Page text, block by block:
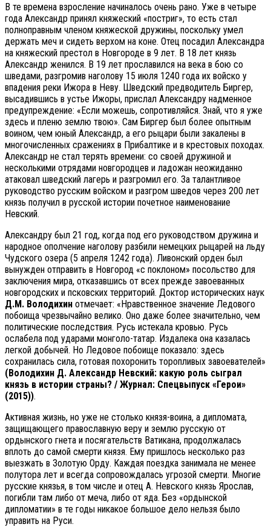
В те времена взросление начиналось очень рано. Уже в четыре
года Александр принял княжеский «постриг», то есть стал
полноправным членом княжеской дружины, поскольку умел
держать меч и сидеть верхом на коне. Отец посадил Александра
на княжеский престол в Новгороде в 9 лет. В 18 лет князь
Александр женился. В 19 лет прославился на века в бою со
шведами, разгромив наголову 15 июля 1240 года их войско у
впадения реки Ижора в Неву. Шведский предводитель Биргер,
высадившись в устье Ижоры, прислал Александру надменное
предупреждение: «Если можешь, сопротивляйся. Знай, что я уже
здесь и пленю землю твою». Сам Биргер был более опытным
воином, чем юный Александр, а его рыцари были закалены в
многочисленных сражениях в Прибалтике и в крестовых походах.
Александр не стал терять времени: со своей дружиной и
несколькими отрядами новгородцев и ладожан неожиданно
атаковал шведский лагерь и разгромил его. За талантливое
руководство русским войском и разгром шведов через 200 лет
князь получил в русской истории почетное наименование
Невский.
Александру был 21 год, когда под его руководством дружина и
народное ополчение наголову разбили немецких рыцарей на льду
Чудского озера (5 апреля 1242 года). Ливонский орден был
вынужден отправить в Новгород «с поклоном» посольство для
заключения мира, отказавшись от всех прежде завоеванных
новгородских и псковских территорий. Доктор исторических наук
Д.М. Володихин отмечает: «Нравственное значение Ледового
побоища чрезвычайно велико. Оно даже более значительно, чем
политические последствия. Русь истекала кровью. Русь
ослабела под ударами монголо-татар. Издалека она казалась
легкой добычей. Но Ледовое побоище показало: здесь
сохранилась сила, готовая похоронить торопливых завоевателей»
(Володихин Д. Александр Невский: какую роль сыграл
князь в истории страны? / Журнал: Спецвыпуск «Герои»
(2015)).
Активная жизнь, но уже не столько князя-воина, а дипломата,
защищающего православную веру и землю русскую от
ордынского гнета и посягательств Ватикана, продолжалась
вплоть до самой смерти князя. Ему пришлось несколько раз
выезжать в Золотую Орду. Каждая поездка занимала не менее
полутора лет и всегда сопровождалась угрозой смерти. Многие
русские князья, в том числе и отец А. Невского князь Ярослав,
погибли там либо от меча, либо от яда. Без «ордынской
дипломатии» в те годы никакое большое дело нельзя было
управить на Руси.